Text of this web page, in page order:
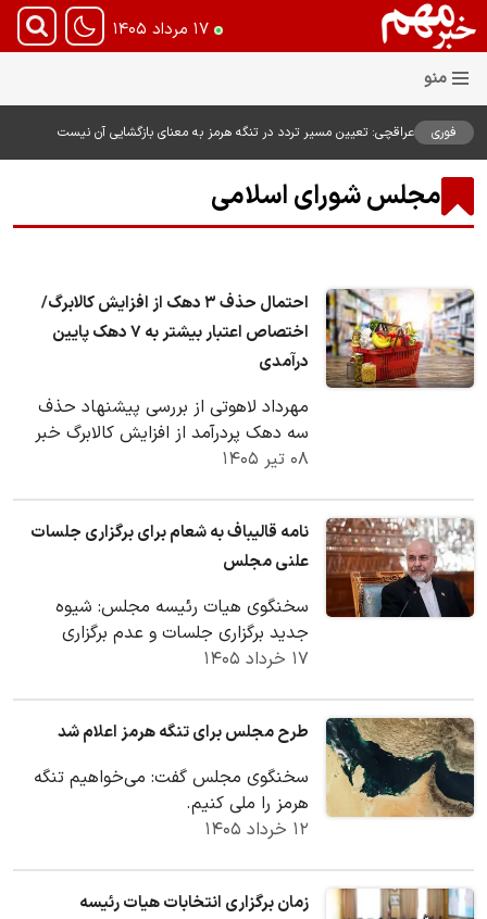
۱۷ مرداد ۱۴۰۵
فوری عراقچی: تعیین مسیر تردد در تنگه هرمز به معنای بازگشایی آن نیست
مجلس شورای اسلامی
احتمال حذف ۳ دهک از افزایش کالابرگ/
اختصاص اعتبار بیشتر به ۷ دهک پایین
درآمدی
مهرداد لاهوتی از بررسی پیشنهاد حذف
سه دهک پردرآمد از افزایش کالابرگ خبر
۰۸ تیر ۱۴۰۵
نامه قالیباف به شعام برای برگزاری جلسات
علنی مجلس
سخنگوی هیات رئیسه مجلس: شیوه
جدید برگزاری جلسات و عدم برگزاری
جلسات صحن، براساس مکاتبات شورای
۱۷ خرداد ۱۴۰۵
طرح مجلس برای تنگه هرمز اعلام شد
سخنگوی مجلس گفت: می‌خواهیم تنگه
هرمز را ملی کنیم.
۱۲ خرداد ۱۴۰۵
زمان برگزاری انتخابات هیات رئیسه